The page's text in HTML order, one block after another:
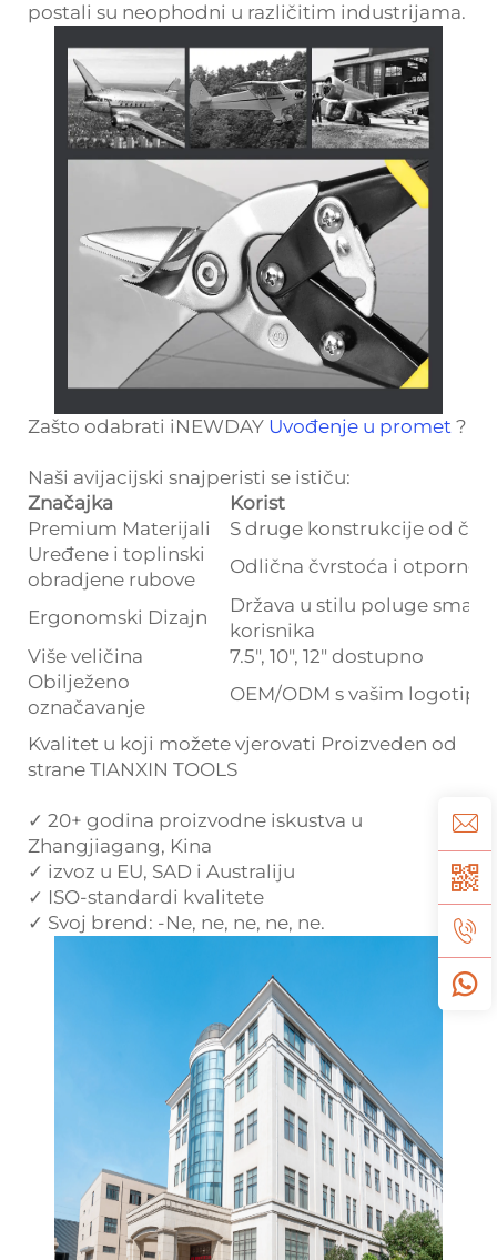
postali su neophodni u različitim industrijama.
Zašto odabrati iNEWDAY Uvođenje u promet ?
Naši avijacijski snajperisti se ističu:
Značajka
Korist
Premium Materijali
S druge konstrukcije od
Uređene i toplinski
obradjene rubove
Odlična čvrstoća i
Ergonomski Dizajn
Država u stilu poluge
korisnika
Više veličina
7.5", 10", 12" dostupno
Obilježeno
označavanje
OEM/ODM s vašim
Kvalitet u koji možete vjerovati Proizveden od
strane TIANXIN TOOLS
✓ 20+ godina proizvodne iskustva u
Zhangjiagang, Kina
✓ izvoz u EU, SAD i Australiju
✓ ISO-standardi kvalitete
✓ Svoj brend: -Ne, ne, ne, ne, ne.